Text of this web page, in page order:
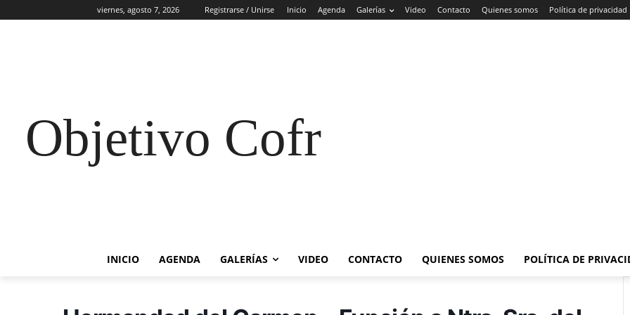
viernes, agosto 7, 2026 Registrarse / Unirse Inicio Agenda Galerías Video Contacto Quienes somos Política de privacidad
Objetivo Cofrade
INICIO AGENDA GALERÍAS VIDEO CONTACTO QUIENES SOMOS POLÍTICA DE